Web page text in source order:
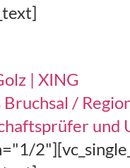
| XING
/
und